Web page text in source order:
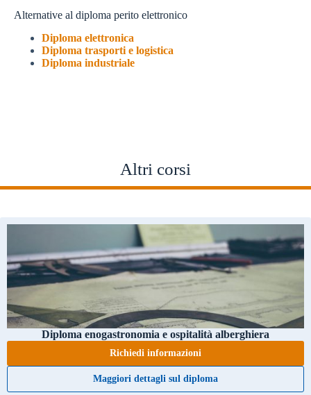
Alternative al diploma perito elettronico
Diploma elettronica
Diploma trasporti e logistica
Diploma industriale
Altri corsi
Diploma enogastronomia e ospitalità alberghiera
Richiedi informazioni
Maggiori dettagli sul diploma